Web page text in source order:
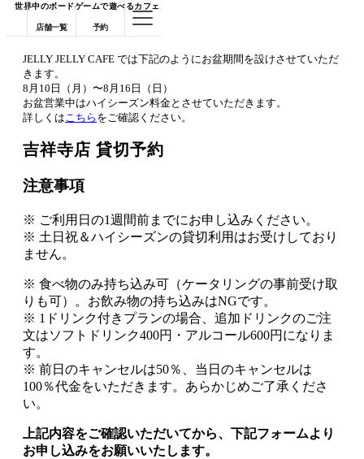
世界中のボードゲームで遊べるカフェ
店舗一覧 予約
JELLY JELLY CAFE では下記のようにお盆期間を設けさせていただ
きます。
8月10日（月）〜8月16日（日）
お盆営業中はハイシーズン料金とさせていただきます。
詳しくはこちら をご確認ください。
吉祥寺店 貸切予約
注意事項
※ ご利用日の1週間前までにお申し込みください。
※ 土日祝＆ハイシーズンの貸切利用はお受けしており
ません。
※ 食べ物のみ持ち込み可（ケータリングの事前受け取
りも可）。お飲み物の持ち込みはNGです。
※ 1ドリンク付きプランの場合、追加ドリンクのご注
文はソフトドリンク400円・アルコール600円になりま
す。
※ 前日のキャンセルは50％、当日のキャンセルは
100％代金をいただきます。あらかじめご了承くださ
い。
上記内容をご確認いただいてから、下記フォームより
お申し込みをお願いいたします。